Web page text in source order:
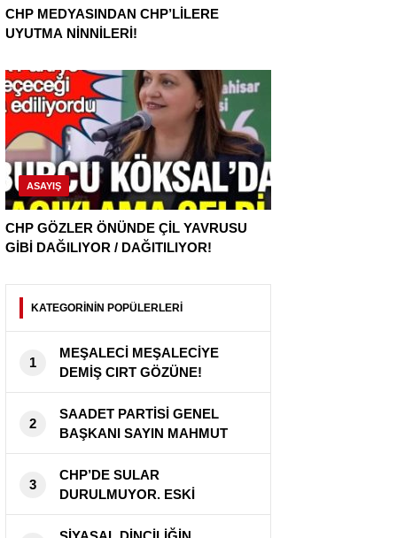
CHP MEDYASINDAN CHP’LİLERE
UYUTMA NİNNİLERİ!
ASAYIŞ
CHP GÖZLER ÖNÜNDE ÇİL YAVRUSU
GİBİ DAĞILIYOR / DAĞITILIYOR!
KATEGORİNİN POPÜLERLERİ
1
MEŞALECİ MEŞALECİYE
DEMİŞ CIRT GÖZÜNE!
2
SAADET PARTİSİ GENEL
BAŞKANI SAYIN MAHMUT
ARIKAN ” BU ÜLKE SAHİPSİZ
DEĞİL ”
3
CHP’DE SULAR
DURULMUYOR. ESKİ
DELEGELERDEN CHP
KURULTAY’INA BİR KEZ DAHA